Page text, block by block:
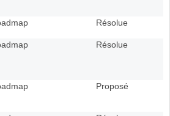
Résolue
Résolue
Proposé